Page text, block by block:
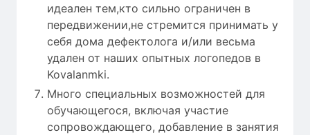
идеален тем,кто сильно ограничен в
передвижении,не стремится принимать у
себя дома дефектолога и/или весьма
удален от наших опытных логопедов в
Kovalanmki.
Много специальных возможностей для
обучающегося, включая участие
сопровождающего, добавление в занятия